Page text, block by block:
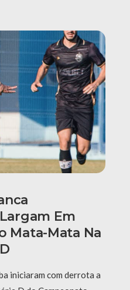
Em
Mata-Mata Na
iniciaram com derrota a